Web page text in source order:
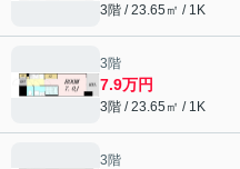
3階 / 23.65㎡ / 1K
3階
7.9万円
3階 / 23.65㎡ / 1K
3階